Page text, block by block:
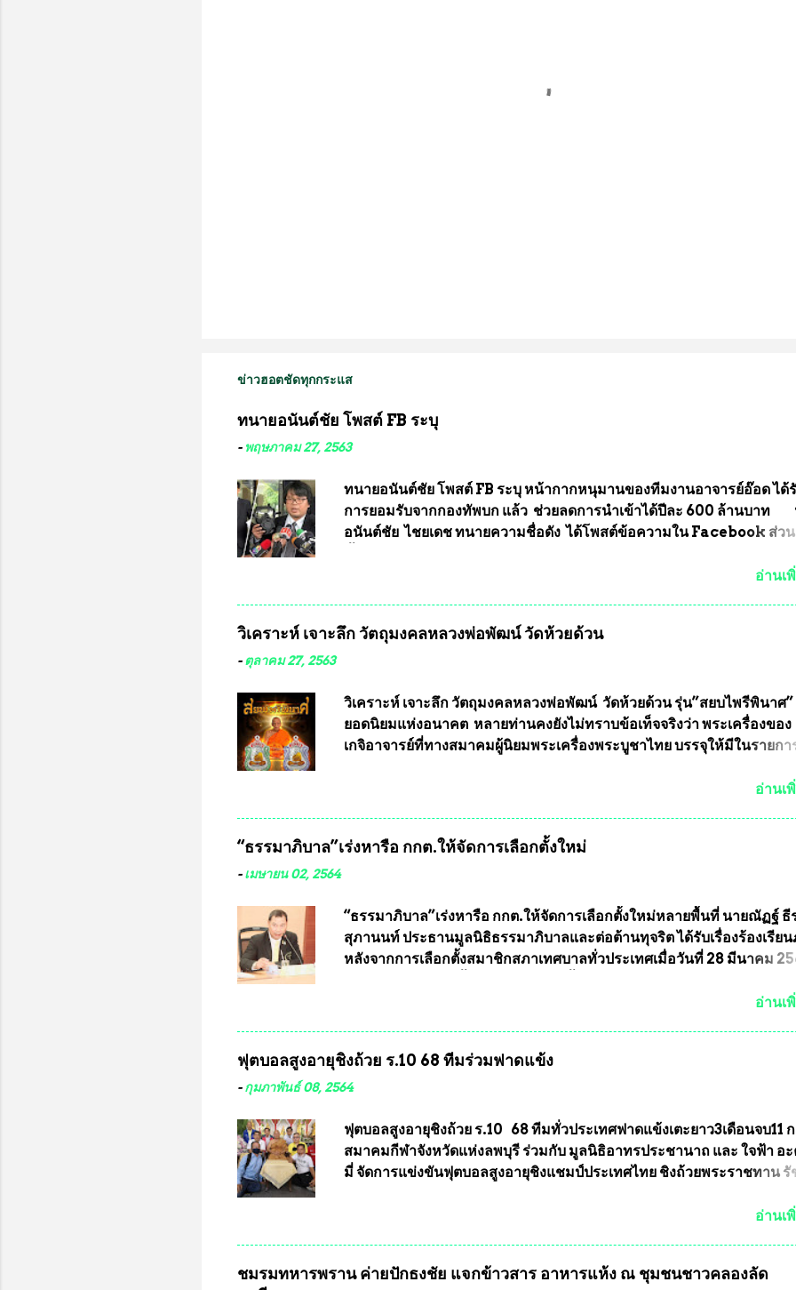
ข่าวฮอตชัดทุกกระแส
ทนายอนันต์ชัย โพสต์ FB ระบุ
- พฤษภาคม 27, 2563
ทนายอนันต์ชัย โพสต์ FB ระบุ หน้ากากหนุมานของทีมงานอาจารย์อ๊อด ได้
การยอมรับจากกองทัพบก แล้ว ช่วยลดการนำเข้าได้ปีละ 600 ล้านบาท
อนันต์ชัย ไชยเดช ทนายความชื่อดัง ได้โพสต์ข้อความใน Facebook ส่ว
ว่า หน้ากากป้องกันสารพิษทางทหาร ถ้าสามารถผลิตได้ในประเทศไทย จะ
กับประเทศชาติอย่างยิ่ง ผมจะดีใจและภูมิใจมากหากหน้ากากป้องกันสารพิ
ทหารนี้ได้รับการผลิตในประเทศลดการนำเข้าโดยเด็ดขาด และสามารถผลิ
จำหน่ายส่งออกต่างประเทศได้ โดยทีมทนายความและทีมงา...
อ่านเ
วิเคราะห์ เจาะลึก วัตถุมงคลหลวงพ่อพัฒน์ วัดห้วยด้วน
-ตุลาคม 27, 2563
วิเคราะห์ เจาะลึก วัตถุมงคลหลวงพ่อพัฒน์ วัดห้วยด้วน รุ่น”สยบไพรีพินาศ
ยอดนิยมแห่งอนาคต หลายท่านคงยังไม่ทราบข้อเท็จจริงว่า พระเครื่องของ
เกจิอาจารย์ที่ทางสมาคมผู้นิยมพระเครื่องพระบูชาไทย บรรจุให้มีในรายกา
หมุน แต่พระเครื่องหลวงพ่อคูณ มีเพียงบางรุ่นเท่านั้นที่อยู่ในรายการประก
ในอนาคต หากทางสมาคมฯ มีการบรรจุพระเครื่องหลวงพ่อพัฒน์ ให้มีการ
ประกวดแบบถาวรบ้าง ก็คงจะมีการคัดเลือกเพียงบางรุ่นเช่นกัน เนื่องจากพ
เข้ารายการประกวดต้องมีคุณสมบัติชัดเจนดังนี้ 1.)พระทุกองค์จะต้องตอกโ
และรันหมายเลข (พร้อมทั้งมีการทำลายบล๊อก โค๊ด หมายเลข) 2.)ต้องมีการ
ประกาศจำนวนการจัดสร้างให้ชัดเจน ว่าสร้างจำนวนเท่าไหร่ (เพื่อป้องกัน
อ่านเ
“ธรรมาภิบาล”เร่งหารือ กกต.ให้จัดการเลือกตั้งใหม่
-เมษายน 02, 2564
“ธรรมาภิบาล”เร่งหารือ กกต.ให้จัดการเลือกตั้งใหม่หลายพื้นที่ นายณัฏฐ์
สุภานนท์ ประธานมูลนิธิธรรมาภิบาลและต่อต้านทุจริต ได้รับเรื่องร้องเรียน
หลังจากการเลือกตั้งสมาชิกสภาเทศบาลทั่วประเทศเมื่อวันที่ 28 มีนาคม
กฎหมายการเลือกตั้ง นายณัฏฐ์ ธีรณัฐสุภานนท์ เปิดเผยว่า “ยกตัวอย่างในเ
กฎหมายการเลือกตั้งเข้ามาเป็นจำนวนมาก โดยจะเข้าหารือกับเลขาธิการ
กรรมการการเลือกตั้ง เพื่อให้ตั้งคณะกรรมการแสวงหาข้อเท็จจริง เร่งให้มี
เลือกตั้งใหม่อีกครั้ง ประธานมูลนิธิธรรมาภิบาลและต่อต้านทุจริต กล่าวต่อ
“นครเชียงใหม่เป็นเขตพื้นที่เศรษฐกิจอันสำคัญของภาคเหนือ ต้องส่งเสริม
ในระดับต่างๆมีหลักธรรมาภิบาลในการบริหารราชการแผ่นดิน คณะกรรม
อ่านเ
ฟุตบอลสูงอายุชิงถ้วย ร.10 68 ทีมร่วมฟาดแข้ง
-กุมภาพันธ์ 08, 2564
ฟุตบอลสูงอายุชิงถ้วย ร.10 68 ทีมทั่วประเทศฟาดแข้งเตะยาว3เดือนจบ11
สมาคมกีฬาจังหวัดแห่งลพบุรี ร่วมกับ มูลนิธิอาทรประชานาถ และ ใจฟ้า อะ
มี่ จัดการแข่งขันฟุตบอลสูงอายุชิงแชมป์ประเทศไทย ชิงถ้วยพระราชทาน รั
ชาติอนุญาตให้ลงแข่งขันได้ ทีมแชมป์ได้รับ 150,000 บาท พร้อมได้สิทธิ์ไ
ประธานมูลนิธิประชานาถ และ ประธานอำนวยการจัดการแข่งขันฟุตบอลสู
อ่านเ
ชมรมทหารพราน ค่ายปักธงชัย แจกข้าวสาร อาหารแห้ง ณ​ ชุมชนชาวคลองลัด